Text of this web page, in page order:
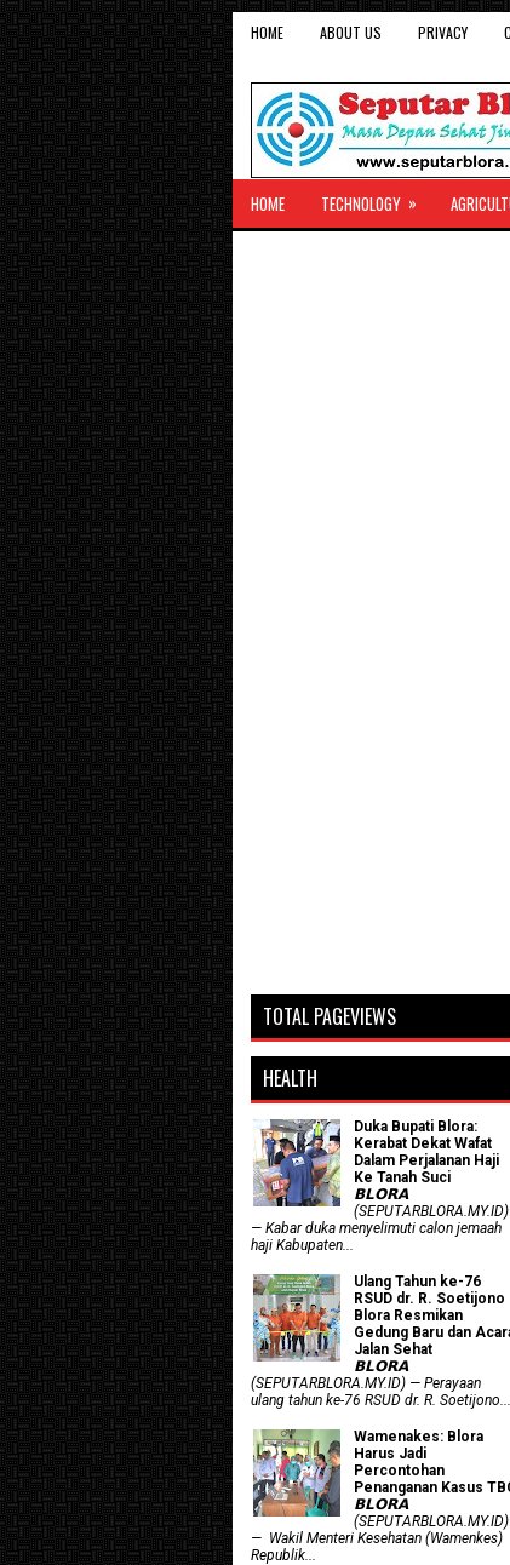
HOME ABOUT US PRIVACY
HOME TECHNOLOGY »
TOTAL PAGEVIEWS
HEALTH
Duka Bupati Blora:
Kerabat Dekat Wafat
Dalam Perjalanan Haji
Ke Tanah Suci
𝗕𝗟𝗢𝗥𝗔
(SEPUTARBLORA.MY.ID)
— Kabar duka menyelimuti calon jemaah
haji Kabupaten...
Ulang Tahun ke-76
RSUD dr. R. Soetijono
Blora Resmikan
Gedung Baru dan
Jalan Sehat
𝗕𝗟𝗢𝗥𝗔
(SEPUTARBLORA.MY.ID) — Perayaan
ulang tahun ke-76 RSUD dr. R. Soetijono...
Wamenakes: Blora
Harus Jadi
Percontohan
Penanganan Kasus
𝗕𝗟𝗢𝗥𝗔
(SEPUTARBLORA.MY.ID)
— Wakil Menteri Kesehatan (Wamenkes)
Republik...